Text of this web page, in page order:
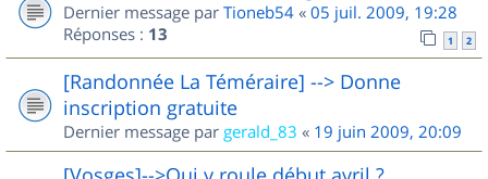
Dernier message par Tioneb54 « 05 juil. 2009, 19:28
Réponses : 13 1 2
[Randonnée La Téméraire] --> Donne
inscription gratuite
Dernier message par gerald_83 « 19 juin 2009, 20:09